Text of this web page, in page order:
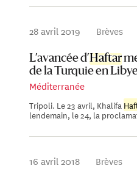
28 avril 2019 Brèves
L’avancée d’Haftar
de la Turquie en
Méditerranée
Tripoli. Le 23 avril, Khalifa
lendemain, le 24, la
16 avril 2018 Brèves